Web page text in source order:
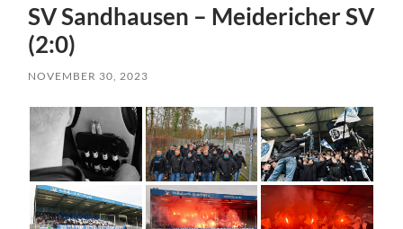
SV Sandhausen – Meidericher SV
(2:0)
NOVEMBER 30, 2023